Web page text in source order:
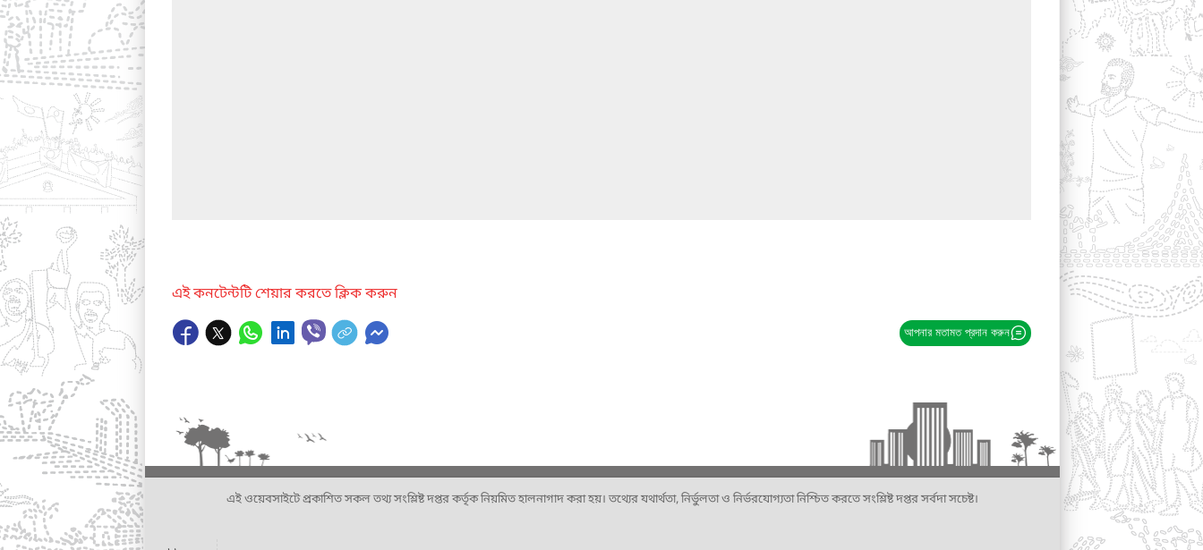
এই কনটেন্টটি শেয়ার করতে ক্লিক করুন
আপনার মতামত প্রদান করুন
এই ওয়েবসাইটে প্রকাশিত সকল তথ্য সংশ্লিষ্ট দপ্তর কর্তৃক নিয়মিত হালনাগাদ করা হয়। তথ্যের যথার্থতা, নির্ভুলতা ও নির্ভরযোগ্যতা নিশ্চিত করতে সংশ্লিষ্ট দপ্তর সর্বদা সচেষ্ট।